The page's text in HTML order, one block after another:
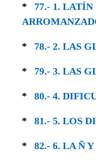
* 77.- 1.
* 78.- 2. LAS
* 79.- 3. LAS
* 80.- 4.
* 81.- 5. LOS
* 82.- 6. LA Ñ